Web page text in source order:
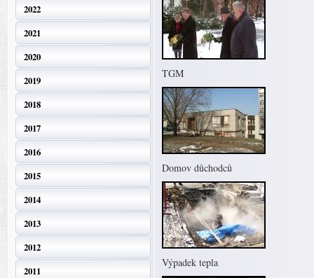
2022
2021
2020
2019
2018
2017
2016
2015
2014
2013
2012
2011
TGM
Domov důchodců
Výpadek tepla